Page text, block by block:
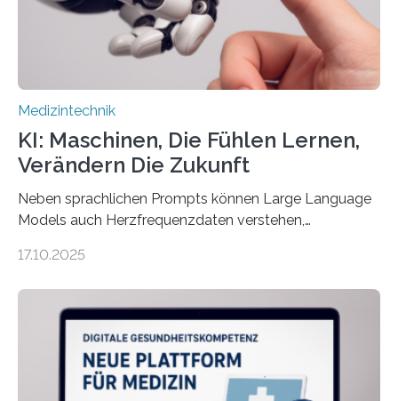
und in Notfällen selbstständig Alarm schlägt. „Die Idee
Medizintechnik
KI: Maschinen, Die Fühlen Lernen,
Verändern Die Zukunft
Neben sprachlichen Prompts können Large Language
Models auch Herzfrequenzdaten verstehen,
haben Dr. Morris Gellisch, ehemals an der Ruhr-
und Boris Burr von der Ruhr-Universität Bochum in
dafür eine technische Schnittstelle, über die
physiologische Daten in Echtzeit an das Sprachmodell
übermittelt werden können. Die Künstliche Intelligenz
17.10.2025